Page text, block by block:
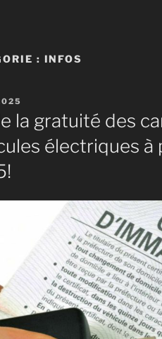
: INFOS
la gratuité des
électriques à